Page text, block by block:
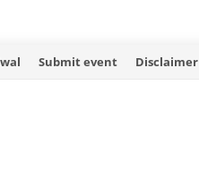
Submit event Disclaimer